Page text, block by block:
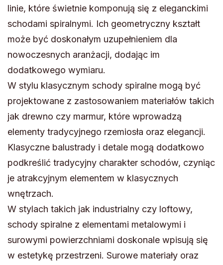
linie, które świetnie komponują się z eleganckimi
schodami spiralnymi. Ich geometryczny kształt
może być doskonałym uzupełnieniem dla
nowoczesnych aranżacji, dodając im
dodatkowego wymiaru.
W stylu klasycznym schody spiralne mogą być
projektowane z zastosowaniem materiałów takich
jak drewno czy marmur, które wprowadzą
elementy tradycyjnego rzemiosła oraz elegancji.
Klasyczne balustrady i detale mogą dodatkowo
podkreślić tradycyjny charakter schodów, czyniąc
je atrakcyjnym elementem w klasycznych
wnętrzach.
W stylach takich jak industrialny czy loftowy,
schody spiralne z elementami metalowymi i
surowymi powierzchniami doskonale wpisują się
w estetykę przestrzeni. Surowe materiały oraz